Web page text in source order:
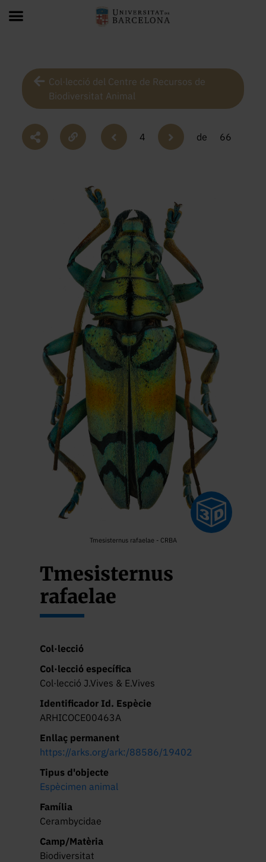
Col·lecció del Centre de Recursos de
Biodiversitat Animal
4 de 66
Tmesisternus rafaelae - CRBA
Tmesisternus
rafaelae
Col·lecció
Col·lecció específica
Col·lecció J.Vives & E.Vives
Identificador Id. Espècie
ARHICOCE00463A
Enllaç permanent
https://arks.org/ark:/88586/19402
Tipus d'objecte
Espècimen animal
Família
Cerambycidae
Camp/Matèria
Biodiversitat